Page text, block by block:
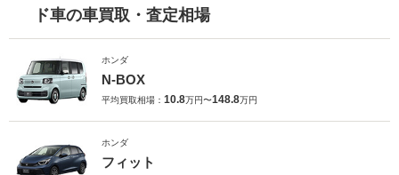
ド車の車買取・査定相場
ホンダ
N-BOX
平均買取相場： 10.8万円〜148.8万円
ホンダ
フィット